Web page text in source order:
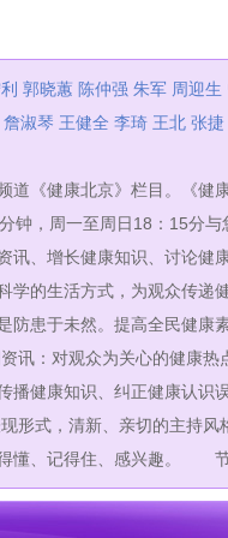
郭晓蕙 陈仲强 朱军 周迎生
詹淑琴 王健全 李琦 王北 张捷
《健康北京》栏目。《健
钟，周一至周日18：15分与
、增长健康知识、讨论
学的生活方式，为观众传
防患于未然。提高全民健康
：对观众为关心的健康热
播健康知识、纠正健康认识
式，清新、亲切的主持风
懂、记得住、感兴趣。